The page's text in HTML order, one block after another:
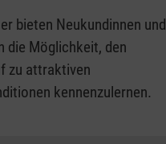
bieten Neukundinnen und
die Möglichkeit, den
zu attraktiven
kennenzulernen.